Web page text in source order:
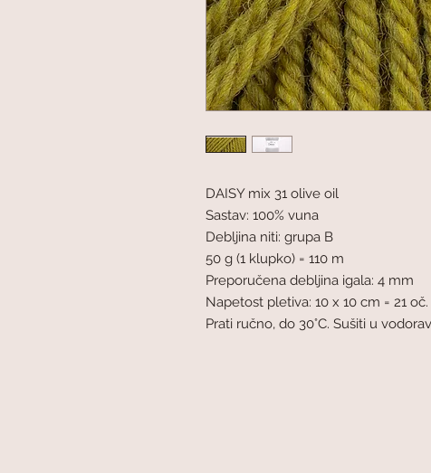
DAISY mix 31 olive oil
Sastav: 100% vuna
Debljina niti: grupa B
50 g (1 klupko) = 110 m
Preporučena debljina igala: 4 mm
Napetost pletiva: 10 x 10 cm = 21
Prati ručno, do 30°C. Sušiti u